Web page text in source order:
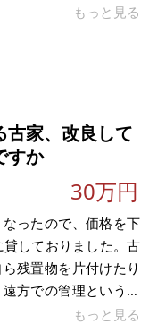
測量済ですのでその
契約すれば、温泉の
です。 眺望抜
には八溝の山々が望
もっと見る
古家、改良して
すか
30万円
ったので、価格を下
残置物を片付けたり
方での管理というこ
があるのではと判断
もっと見る